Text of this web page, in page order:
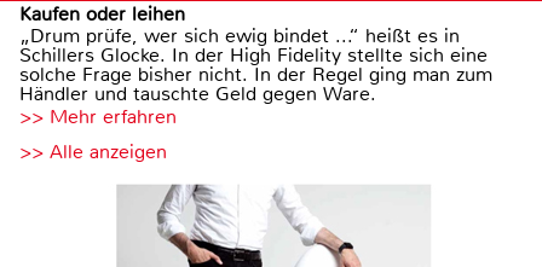
Kaufen oder leihen
„Drum prüfe, wer sich ewig bindet ...“ heißt es in
Schillers Glocke. In der High Fidelity stellte sich eine
solche Frage bisher nicht. In der Regel ging man zum
Händler und tauschte Geld gegen Ware.
>> Mehr erfahren
>> Alle anzeigen